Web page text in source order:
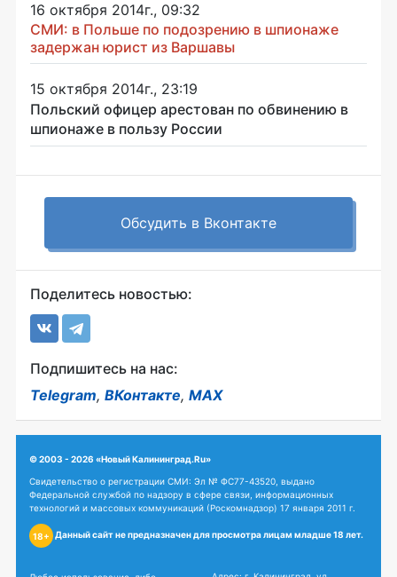
16 октября 2014г., 09:32
СМИ: в Польше по подозрению в шпионаже
задержан юрист из Варшавы
15 октября 2014г., 23:19
Польский офицер арестован по обвинению в
шпионаже в пользу России
Обсудить в Вконтакте
Поделитесь новостью:
Подпишитесь на нас:
Telegram, ВКонтакте, MAX
© 2003 - 2026 «Новый Калининград.Ru»
Свидетельство о регистрации СМИ: Эл № ФС77-43520, выдано
Федеральной службой по надзору в сфере связи, информационных
технологий и массовых коммуникаций (Роскомнадзор) 17 января 2011 г.
18+ Данный сайт не предназначен для просмотра лицам младше 18 лет.